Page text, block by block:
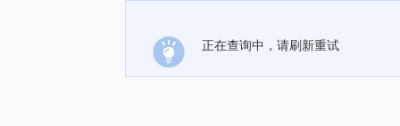
正在查询中，请刷新重试